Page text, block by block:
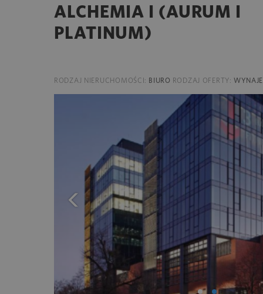
ALCHEMIA I (AURUM I
PLATINUM)
RODZAJ NIERUCHOMOŚCI: BIURO RODZAJ OFERTY: